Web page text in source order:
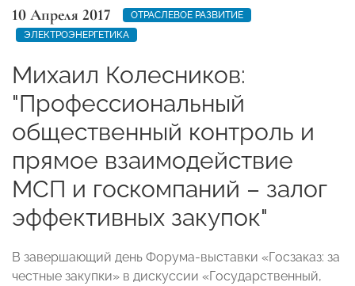
10 Апреля 2017
ОТРАСЛЕВОЕ РАЗВИТИЕ
ЭЛЕКТРОЭНЕРГЕТИКА
Михаил Колесников:
"Профессиональный
общественный контроль и
прямое взаимодействие
МСП и госкомпаний – залог
эффективных закупок"
В завершающий день Форума-выставки «Госзаказ: за
честные закупки» в дискуссии «Государственный,